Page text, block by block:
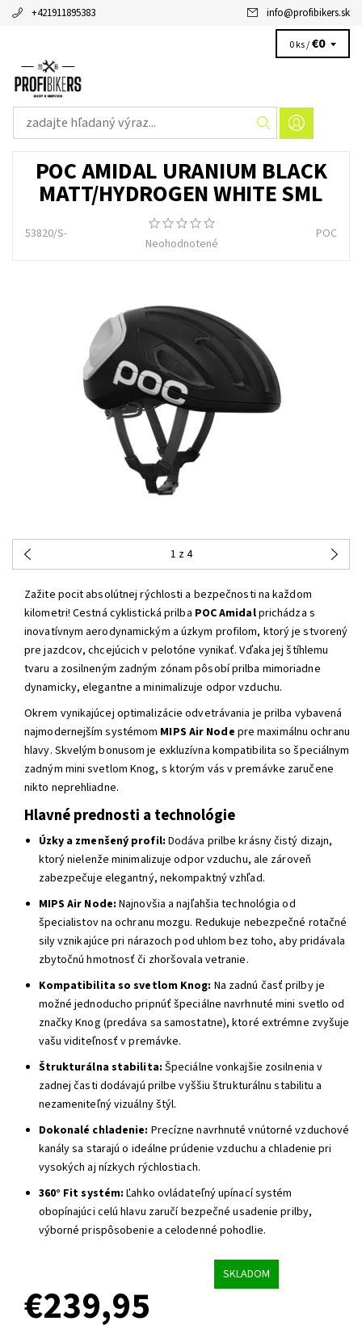
+421911895383 info@profibikers.sk
0 ks /€0
POC AMIDAL URANIUM BLACK
MATT/HYDROGEN WHITE SML
53820/S-
Neohodnotené
POC
1 z 4
Zažite pocit absolútnej rýchlosti a bezpečnosti na každom
kilometri! Cestná cyklistická prilba POC Amidalprichádza s
inovatívnym aerodynamickým a úzkym profilom, ktorý je stvorený
pre jazdcov, chcejúcich v pelotóne vynikať. Vďaka jej štíhlemu
tvaru a zosilneným zadným zónam pôsobí prilba mimoriadne
dynamicky, elegantne a minimalizuje odpor vzduchu.
Okrem vynikajúcej optimalizácie odvetrávania je prilba vybavená
najmodernejším systémom MIPS Air Node pre maximálnu ochranu
hlavy. Skvelým bonusom je exkluzívna kompatibilita so špeciálnym
zadným mini svetlom Knog, s ktorým vás v premávke zaručene
nikto neprehliadne.
Hlavné prednosti a technológie
Úzky a zmenšený profil: Dodáva prilbe krásny čistý dizajn,
ktorý nielenže minimalizuje odpor vzduchu, ale zároveň
zabezpečuje elegantný, nekompaktný vzhľad.
MIPS Air Node: Najnovšia a najľahšia technológia od
špecialistov na ochranu mozgu. Redukuje nebezpečné rotačné
sily vznikajúce pri nárazoch pod uhlom bez toho, aby pridávala
zbytočnú hmotnosť či zhoršovala vetranie.
Kompatibilita so svetlom Knog: Na zadnú časť prilby je
možné jednoducho pripnúť špeciálne navrhnuté mini svetlo od
značky Knog (predáva sa samostatne), ktoré extrémne zvyšuje
vašu viditeľnosť v premávke.
Štrukturálna stabilita: Špeciálne vonkajšie zosilnenia v
zadnej časti dodávajú prilbe vyššiu štrukturálnu stabilitu a
nezameniteľný vizuálny štýl.
Dokonalé chladenie: Precízne navrhnuté vnútorné vzduchové
kanály sa starajú o ideálne prúdenie vzduchu a chladenie pri
vysokých aj nízkych rýchlostiach.
360° Fit systém: Ľahko ovládateľný upínací systém
obopínajúci celú hlavu zaručí bezpečné usadenie prilby,
výborné prispôsobenie a celodenné pohodlie.
SKLADOM
€239,95